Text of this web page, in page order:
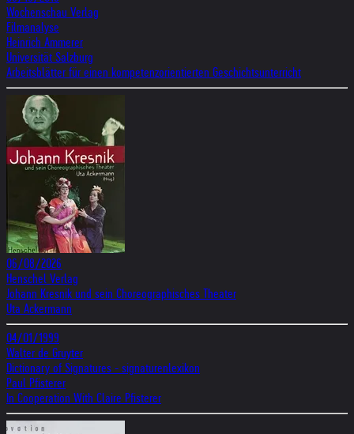
Wochenschau Verlag
Filmanalyse
Heinrich Ammerer
Universität Salzburg
Arbeitsblätter für einen kompetenzorientierten Geschichtsunterricht
06/08/2026
Henschel Verlag
Johann Kresnik und sein Choreographisches Theater
Uta Ackermann
04/01/1999
Walter de Gruyter
Dictionary of Signatures - signaturenlexikon
Paul Pfisterer
In Cooperation With Claire Pfisterer